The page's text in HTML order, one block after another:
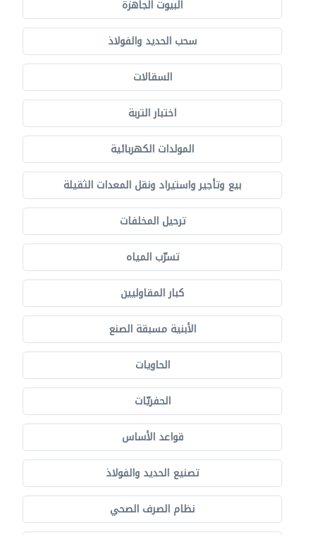
البيوت الجاهزة
سحب الحديد والفولاذ
السقالات
اختبار التربة
المولدات الكهربائية
بيع وتأجير واستيراد ونقل المعدات الثقيلة
ترحيل المخلفات
تسرّب المياه
كبار المقاوليين
الأبنية مسبقة الصنع
الحاويات
الحفريّات
قواعد الأساس
تصنيع الحديد والفولاذ
نظام الصرف الصحي